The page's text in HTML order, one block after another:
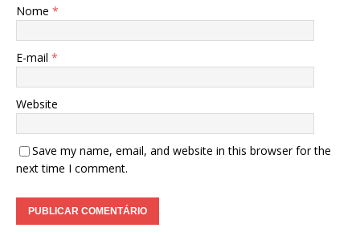
Nome *
E-mail *
Website
Save my name, email, and website in this browser for the
next time I comment.